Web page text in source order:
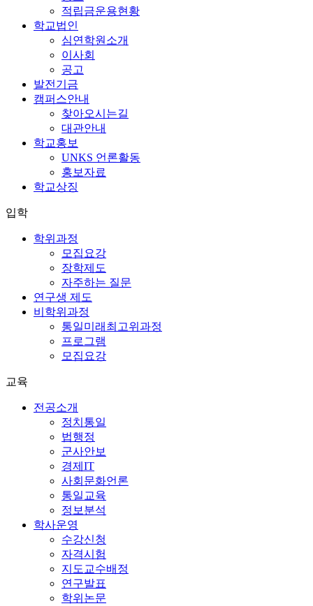
적립금운용현황
학교법인
심연학원소개
이사회
공고
발전기금
캠퍼스안내
찾아오시는길
대관안내
학교홍보
UNKS 언론활동
홍보자료
학교상징
입학
학위과정
모집요강
장학제도
자주하는 질문
연구생 제도
비학위과정
통일미래최고위과정
프로그램
모집요강
교육
전공소개
정치통일
법행정
군사안보
경제IT
사회문화언론
통일교육
정보분석
학사운영
수강신청
자격시험
지도교수배정
연구발표
학위논문